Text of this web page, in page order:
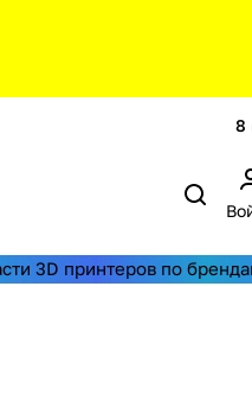
8
3D принтеров по